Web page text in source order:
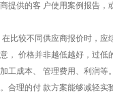
供的客 户使用案例报告
比较不同供应商报价时，应
价格并非越低越好，过低
成本、 管理费用、利润等
理的付 款方案能够减轻实